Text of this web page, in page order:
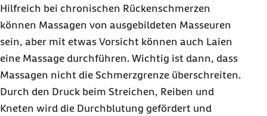
Hilfreich bei chronischen Rückenschmerzen
können Massagen von ausgebildeten Masseuren
sein, aber mit etwas Vorsicht können auch Laien
eine Massage durchführen. Wichtig ist dann, dass
Massagen nicht die Schmerzgrenze überschreiten.
Durch den Druck beim Streichen, Reiben und
Kneten wird die Durchblutung gefördert und